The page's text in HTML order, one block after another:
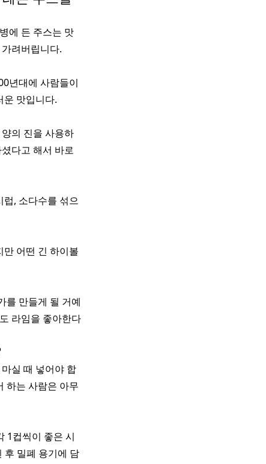
에 든 주스는 맛
려버립니다.
년대에 사람들이
운 맛입니다.
의 진을 사용하
다고 해서 바로
, 소다수를 섞으
어떤 긴 하이볼
를 만들게 될 거예
라임을 좋아한다
실 때 넣어야 합
하는 사람은 아무
1컵씩이 좋은 시
후 밀폐 용기에 담